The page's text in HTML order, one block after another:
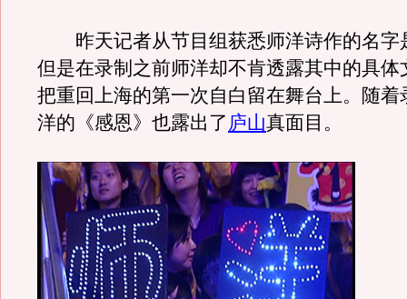
昨天记者从节目组获悉师洋诗作的名字
但是在录制之前师洋却不肯透露其中的具体
把重回上海的第一次自白留在舞台上。随着
洋的《感恩》也露出了 庐山真面目。